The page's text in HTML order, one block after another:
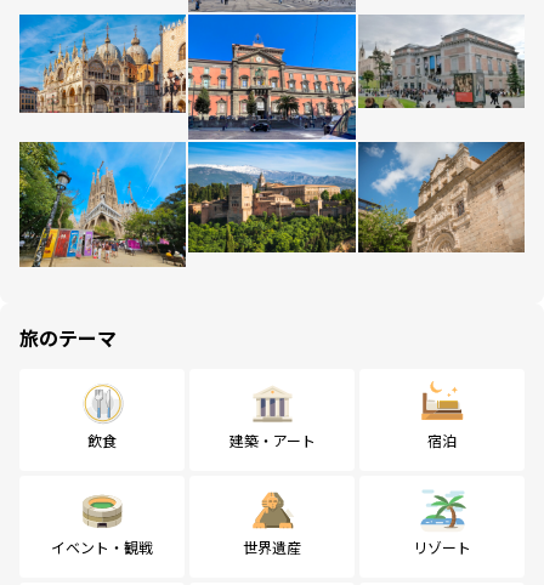
旅のテーマ
飲食 建築・アート 宿泊
イベント・観戦 世界遺産 リゾート